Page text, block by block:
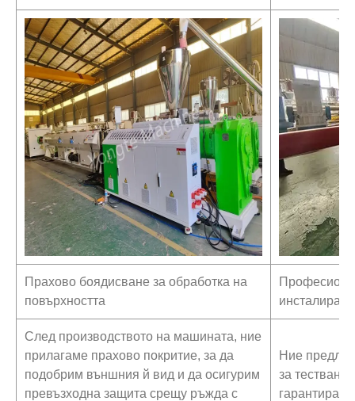
Прахово боядисване за обработка на
повърхността
инсталиране
След производството на машината, ние
прилагаме прахово покритие, за да
подобрим външния й вид и да осигурим
превъзходна защита срещу ръжда с
Ние
за тестване